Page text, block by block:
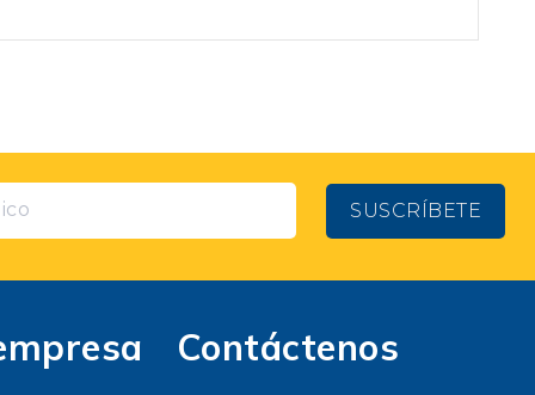
SUSCRÍBETE
Contáctenos